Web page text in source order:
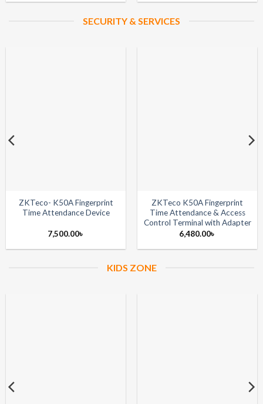
SECURITY & SERVICES
ZKTeco- K50A Fingerprint
Time Attendance Device
7,500.00৳
ZKTeco K50A Fingerprint
Time Attendance & Access
Control Terminal with Adapter
6,480.00৳
KIDS ZONE